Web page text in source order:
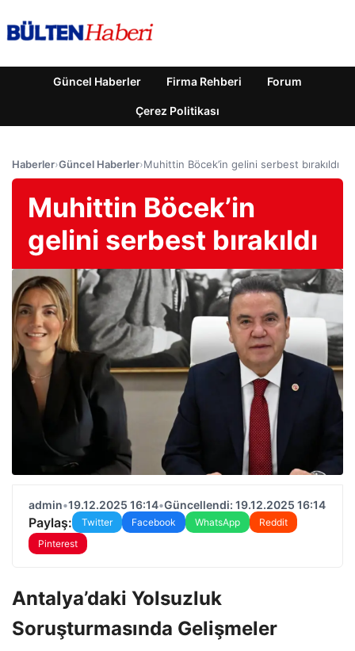
Güncel Haberler Firma Rehberi Forum
Çerez Politikası
Haberler›Güncel Haberler›Muhittin Böcek’in gelini serbest bırakıldı
Muhittin Böcek’in
gelini serbest bırakıldı
admin•19.12.2025 16:14•Güncellendi: 19.12.2025 16:14
Paylaş: Twitter Facebook WhatsApp
Reddit
Pinterest
Antalya’daki Yolsuzluk
Soruşturmasında Gelişmeler